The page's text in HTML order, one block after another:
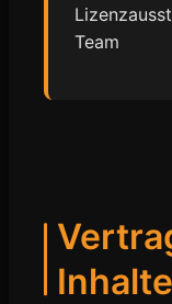
Team
Inhalte